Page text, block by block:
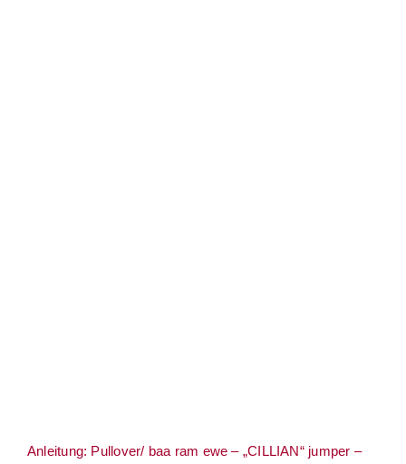
Anleitung: Pullover/ baa ram ewe – „CILLIAN“ jumper –